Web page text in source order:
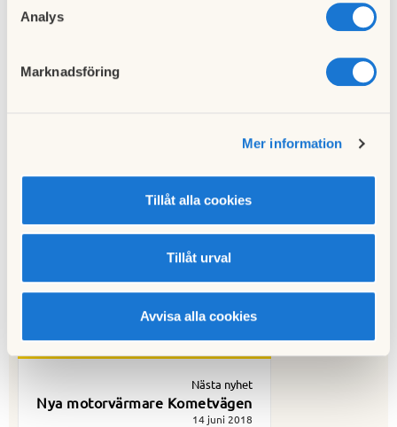
Analys
Marknadsföring
Mer information
Tillåt alla cookies
Tillåt urval
Avvisa alla cookies
2018-06-19
Värmeböljan
Nästa nyhet
Nya motorvärmare Kometvägen
14 juni 2018